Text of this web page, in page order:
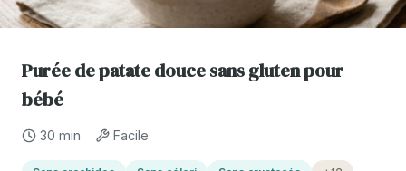
Purée de patate douce sans gluten pour
bébé
30 min Facile